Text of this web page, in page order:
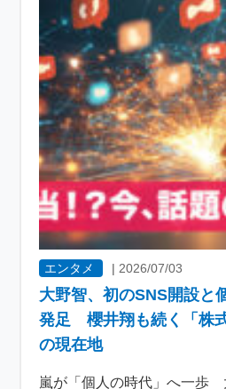
エンタメ | 2026/07/03
大野智、初のSNS開設と
発足 櫻井翔も続く「株
の現在地
嵐が「個人の時代」へ一歩